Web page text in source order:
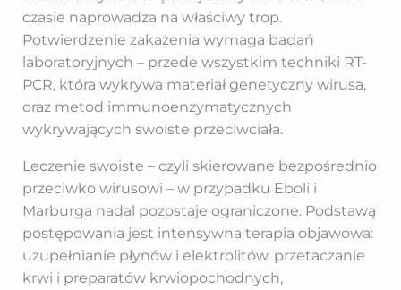
czasie naprowadza na właściwy trop.
Potwierdzenie zakażenia wymaga badań
laboratoryjnych – przede wszystkim techniki RT-
PCR, która wykrywa materiał genetyczny wirusa,
oraz metod immunoenzymatycznych
wykrywających swoiste przeciwciała.
Leczenie swoiste – czyli skierowane bezpośrednio
przeciwko wirusowi – w przypadku Eboli i
Marburga nadal pozostaje ograniczone. Podstawą
postępowania jest intensywna terapia objawowa:
uzupełnianie płynów i elektrolitów, przetaczanie
krwi i preparatów krwiopochodnych,